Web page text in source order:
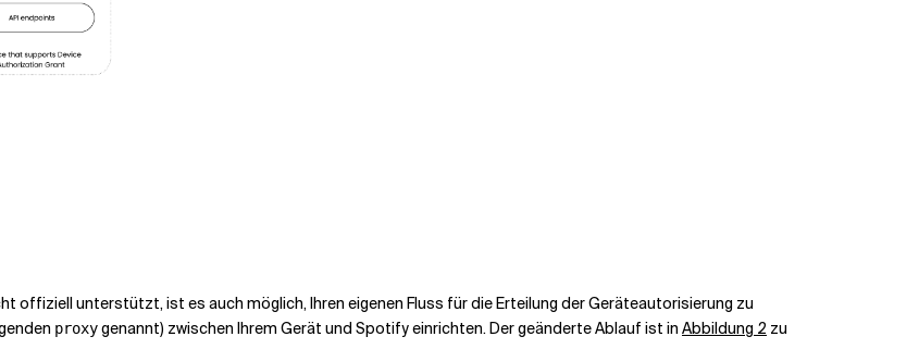
offiziell unterstützt, ist es auch möglich, Ihren eigenen Fluss für die Erteilung der Geräteautorisierung zu
proxygenannt) zwischen Ihrem Gerät und Spotify einrichten. Der geänderte Ablauf ist in Abbildung 2 zu